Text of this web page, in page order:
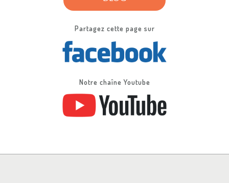
Partagez cette page sur
Notre chaîne Youtube